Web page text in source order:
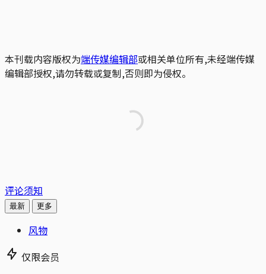
本刊载内容版权为端传媒编辑部或相关单位所有,未经端传媒
编辑部授权,请勿转载或复制,否则即为侵权。
评论须知
最新 更多
风物
仅限会员